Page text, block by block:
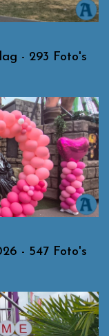
- 293 Foto's
- 547 Foto's